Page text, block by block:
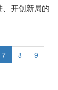
开创新局的
7 8
9